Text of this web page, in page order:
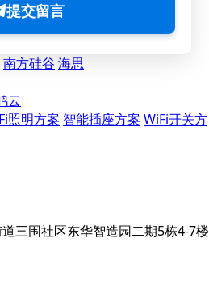
提交留言
南方硅谷 海思
云
照明方案 智能插座方案 WiFi开关方
三围社区东华智造园二期5栋4-7楼